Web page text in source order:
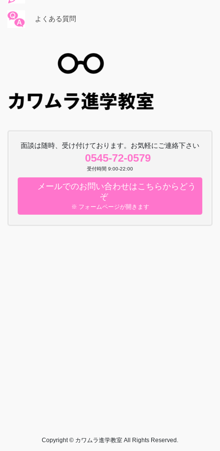
よくある質問
面談は随時、受け付けております。お気軽にご連絡下さい
0545-72-0579
受付時間 9:00-22:00
メールでのお問い合わせはこちらからどう
ぞ
※ フォームページが開きます
Copyright © カワムラ進学教室 All Rights Reserved.